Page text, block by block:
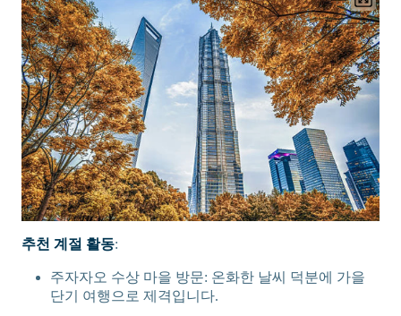
추천 계절 활동:
주자자오 수상 마을 방문: 온화한 날씨 덕분에 가을
단기 여행으로 제격입니다.